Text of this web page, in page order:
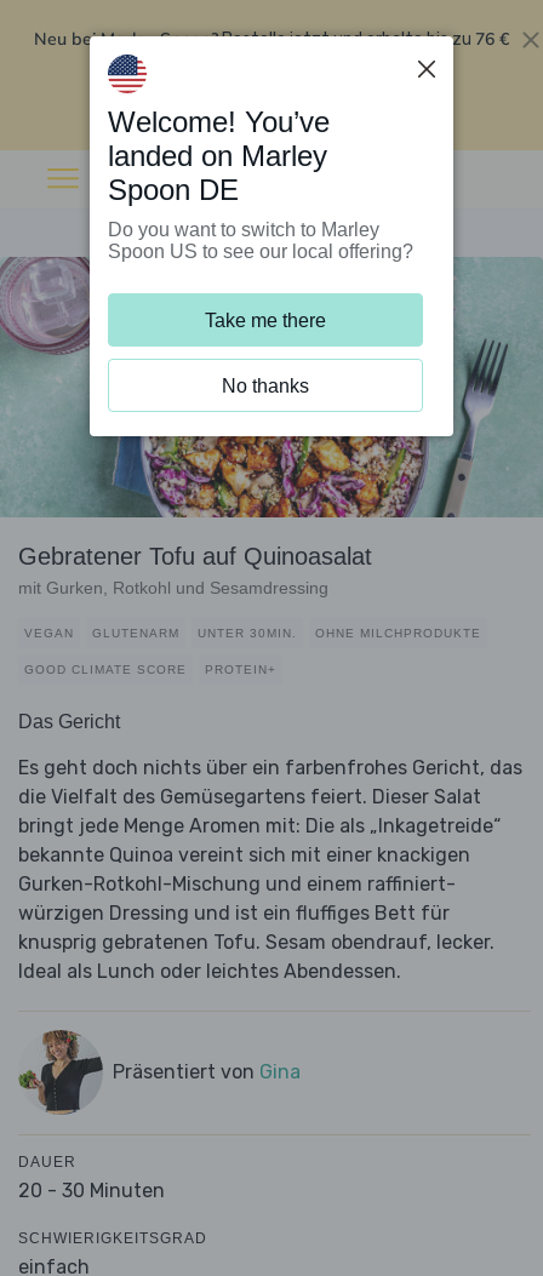
Neu bei Marley Spoon?Bestelle jetzt und erhalte bis zu 76 €
Rabatt auf deine ersten fünf Boxen
Gebratener Tofu auf Quinoasalat
mit Gurken, Rotkohl und Sesamdressing
VEGAN GLUTENARM UNTER 30MIN. OHNE MILCHPRODUKTE
GOOD CLIMATE SCORE PROTEIN+
Das Gericht
Es geht doch nichts über ein farbenfrohes Gericht, das
die Vielfalt des Gemüsegartens feiert. Dieser Salat
bringt jede Menge Aromen mit: Die als „Inkagetreide“
bekannte Quinoa vereint sich mit einer knackigen
Gurken-Rotkohl-Mischung und einem raffiniert-
würzigen Dressing und ist ein fluffiges Bett für
knusprig gebratenen Tofu. Sesam obendrauf, lecker.
Ideal als Lunch oder leichtes Abendessen.
Präsentiert von Gina
DAUER
20 - 30 Minuten
SCHWIERIGKEITSGRAD
einfach
Welcome! You’ve
landed on Marley
Spoon DE
Do you want to switch to Marley
Spoon US to see our local offering?
Take me there
No thanks